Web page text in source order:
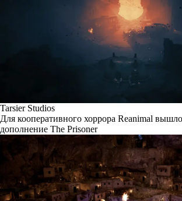
Tarsier Studios
Для кооперативного хоррора Reanimal
дополнение The Prisoner